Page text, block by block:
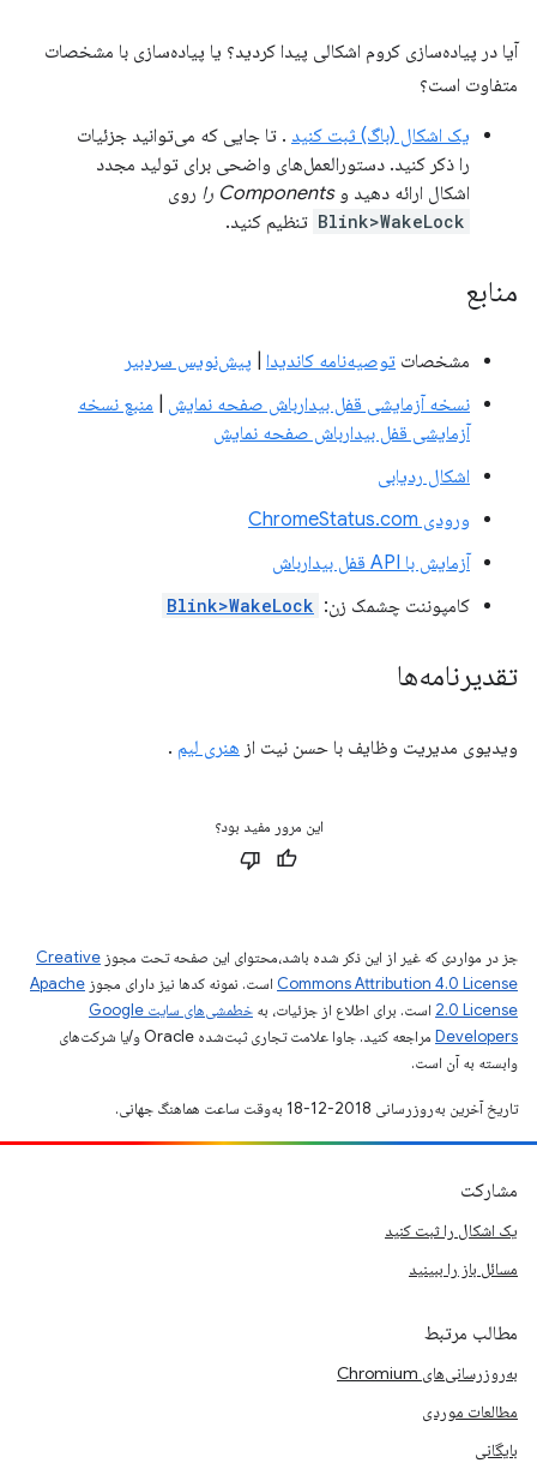
آیا در پیاده‌سازی کروم اشکالی پیدا کردید؟ یا پیاده‌سازی با مشخصات
متفاوت است؟
یک اشکال (باگ) ثبت کنید . تا جایی که می‌توانید جزئیات
را ذکر کنید. دستورالعمل‌های واضحی برای تولید مجدد
اشکال ارائه دهید وComponents را روی
Blink>WakeLock تنظیم کنید.
منابع
مشخصات توصیه‌نامه کاندیدا
پیش‌نویس سردبیر
نسخه آزمایشی قفل بیدارباش صفحه نمایش
منبع نسخه
آزمایشی قفل بیدارباش صفحه نمایش
اشکال ردیابی
ورودی ChromeStatus.com
آزمایش با API قفل بیدارباش
کامپوننت چشمک زن: Blink>WakeLock
تقدیرنامه‌ها
ویدیوی مدیریت وظایف با حسن نیت از هنری لیم .
این مرور مفید بود؟
جز در مواردی که غیر از این ذکر شده باشد،‌محتوای این صفحه تحت مجوز Creative
Commons Attribution 4.0 License است. نمونه کدها نیز دارای مجوز Apache
2.0 License است. برای اطلاع از جزئیات، به
خطمشی‌های سایت Google
Developers‏
مراجعه کنید. جاوا علامت تجاری ثبت‌شده Oracle و/یا شرکت‌های
وابسته به آن است.
تاریخ آخرین به‌روزرسانی 2018-12-18 به‌وقت ساعت هماهنگ جهانی.
مشارکت
یک اشکال را ثبت کنید
مسائل باز را ببینید
مطالب مرتبط
به‌روزرسانی‌های Chromium
مطالعات موردی
بایگانی